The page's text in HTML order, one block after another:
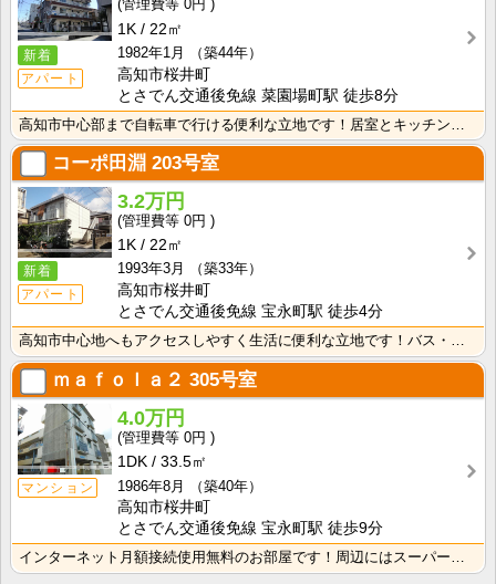
新着
アパート
0円
1K
22㎡
1982年1月
（築44年）
高知市桜井町
とさでん交通後免線 菜園場町駅 徒歩8分
高知市中心部まで自転車で行ける便利な立地です！居室とキッチンが独立している1Ｋのお部屋なので、におい･･･
コーポ田淵 203号室
新着
アパート
3.2万円
0円
1K
22㎡
1993年3月
（築33年）
高知市桜井町
とさでん交通後免線 宝永町駅 徒歩4分
高知市中心地へもアクセスしやすく生活に便利な立地です！バス・トイレ別なので、ゆったり湯船に浸かれます･･･
ｍａｆｏｌａ２ 305号室
マンション
4.0万円
0円
1DK
33.5㎡
1986年8月
（築40年）
高知市桜井町
とさでん交通後免線 宝永町駅 徒歩9分
インターネット月額接続使用無料のお部屋です！周辺にはスーパーあり♪ＴＶモニターフォン付きで来客時も安･･･